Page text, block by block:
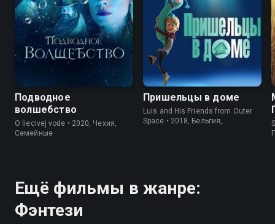
6.8 5.5
Подводное
волшебство
O liecivej vode • 2020, Чехия,
Семейные
7.2
Пришельцы в доме
Luis and His Friends from Outer
Space • 2018, Бельгия,
Ещё фильмы в жанре:
Фэнтези